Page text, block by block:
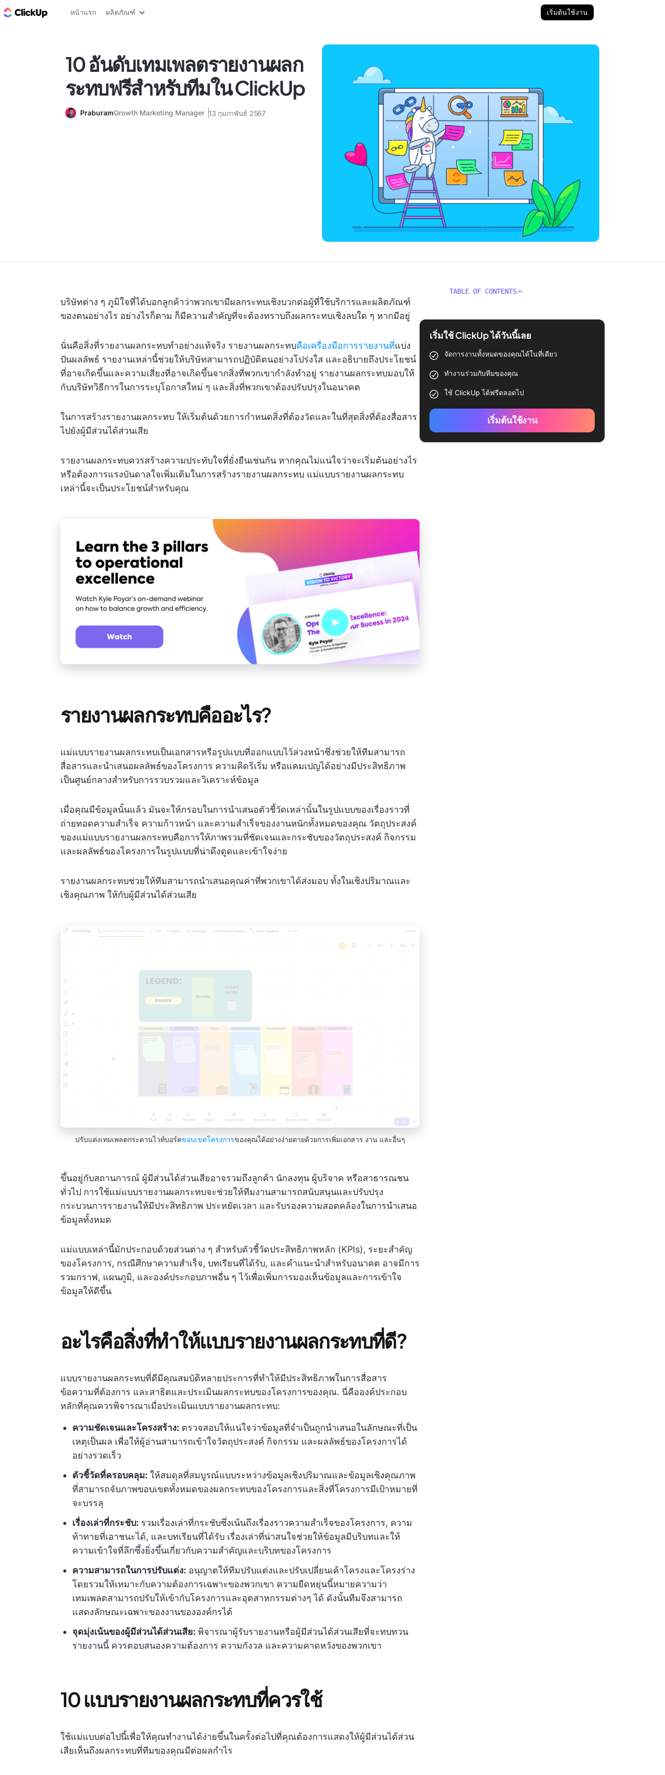
บล็อก ClickUp
หน้าแรก ผลิตภัณฑ์ เริ่มต้นใช้งาน
10 อันดับเทมเพลตรายงานผลก
ระทบฟรีสำหรับทีมใน ClickUp
PraburamGrowth Marketing Manager 13 กุมภาพันธ์ 2567
บริษัทต่าง ๆ ภูมิใจที่ได้บอกลูกค้าว่าพวกเขามีผลกระทบเชิงบวกต่อผู้ที่ใช้บริการและผลิตภัณฑ์
ของตนอย่างไร อย่างไรก็ตาม ก็มีความสำคัญที่จะต้องทราบถึงผลกระทบเชิงลบใด ๆ หากมีอยู่
นั่นคือสิ่งที่รายงานผลกระทบทำอย่างแท้จริง รายงานผลกระทบคือเครื่องมือการรายงานที่แบ่ง
ปันผลลัพธ์ รายงานเหล่านี้ช่วยให้บริษัทสามารถปฏิบัติตนอย่างโปร่งใส และอธิบายถึงประโยชน์
ที่อาจเกิดขึ้นและความเสี่ยงที่อาจเกิดขึ้นจากสิ่งที่พวกเขากำลังทำอยู่ รายงานผลกระทบมอบให้
กับบริษัทวิธีการในการระบุโอกาสใหม่ ๆ และสิ่งที่พวกเขาต้องปรับปรุงในอนาคต
ในการสร้างรายงานผลกระทบ ให้เริ่มต้นด้วยการกำหนดสิ่งที่ต้องวัดและในที่สุดสิ่งที่ต้องสื่อสาร
ไปยังผู้มีส่วนได้ส่วนเสีย
รายงานผลกระทบควรสร้างความประทับใจที่ยั่งยืนเช่นกัน หากคุณไม่แน่ใจว่าจะเริ่มต้นอย่างไร
หรือต้องการแรงบันดาลใจเพิ่มเติมในการสร้างรายงานผลกระทบ แม่แบบรายงานผลกระทบ
เหล่านี้จะเป็นประโยชน์สำหรับคุณ
รายงานผลกระทบคืออะไร?
แม่แบบรายงานผลกระทบเป็นเอกสารหรือรูปแบบที่ออกแบบไว้ล่วงหน้าซึ่งช่วยให้ทีมสามารถ
สื่อสารและนำเสนอผลลัพธ์ของโครงการ ความคิดริเริ่ม หรือแคมเปญได้อย่างมีประสิทธิภาพ
เป็นศูนย์กลางสำหรับการรวบรวมและวิเคราะห์ข้อมูล
เมื่อคุณมีข้อมูลนั้นแล้ว มันจะให้กรอบในการนำเสนอตัวชี้วัดเหล่านั้นในรูปแบบของเรื่องราวที่
ถ่ายทอดความสำเร็จ ความก้าวหน้า และความสำเร็จของงานหนักทั้งหมดของคุณ วัตถุประสงค์
ของแม่แบบรายงานผลกระทบคือการให้ภาพรวมที่ชัดเจนและกระชับของวัตถุประสงค์ กิจกรรม
และผลลัพธ์ของโครงการในรูปแบบที่น่าดึงดูดและเข้าใจง่าย
รายงานผลกระทบช่วยให้ทีมสามารถนำเสนอคุณค่าที่พวกเขาได้ส่งมอบ ทั้งในเชิงปริมาณและ
เชิงคุณภาพ ให้กับผู้มีส่วนได้ส่วนเสีย
ปรับแต่งเทมเพลตกระดานไวท์บอร์ดขอบเขตโครงการของคุณได้อย่างง่ายดายด้วยการเพิ่มเอกสาร งาน และอื่นๆ
ขึ้นอยู่กับสถานการณ์ ผู้มีส่วนได้ส่วนเสียอาจรวมถึงลูกค้า นักลงทุน ผู้บริจาค หรือสาธารณชน
ทั่วไป การใช้แม่แบบรายงานผลกระทบจะช่วยให้ทีมงานสามารถสนับสนุนและปรับปรุง
กระบวนการรายงานให้มีประสิทธิภาพ ประหยัดเวลา และรับรองความสอดคล้องในการนำเสนอ
ข้อมูลทั้งหมด
แม่แบบเหล่านี้มักประกอบด้วยส่วนต่าง ๆ สำหรับตัวชี้วัดประสิทธิภาพหลัก (KPIs), ระยะสำคัญ
ของโครงการ, กรณีศึกษาความสำเร็จ, บทเรียนที่ได้รับ, และคำแนะนำสำหรับอนาคต อาจมีการ
รวมกราฟ, แผนภูมิ, และองค์ประกอบภาพอื่น ๆ ไว้เพื่อเพิ่มการมองเห็นข้อมูลและการเข้าใจ
ข้อมูลให้ดีขึ้น
อะไรคือสิ่งที่ทำให้แบบรายงานผลกระทบที่ดี?
แบบรายงานผลกระทบที่ดีมีคุณสมบัติหลายประการที่ทำให้มีประสิทธิภาพในการสื่อสาร
ข้อความที่ต้องการ และสาธิตและประเมินผลกระทบของโครงการของคุณ. นี่คือองค์ประกอบ
หลักที่คุณควรพิจารณาเมื่อประเมินแบบรายงานผลกระทบ:
ความชัดเจนและโครงสร้าง: ตรวจสอบให้แน่ใจว่าข้อมูลที่จำเป็นถูกนำเสนอในลักษณะที่เป็น
เหตุเป็นผล เพื่อให้ผู้อ่านสามารถเข้าใจวัตถุประสงค์ กิจกรรม และผลลัพธ์ของโครงการได้
อย่างรวดเร็ว
ตัวชี้วัดที่ครอบคลุม: ให้สมดุลที่สมบูรณ์แบบระหว่างข้อมูลเชิงปริมาณและข้อมูลเชิงคุณภาพ
ที่สามารถจับภาพขอบเขตทั้งหมดของผลกระทบของโครงการและสิ่งที่โครงการมีเป้าหมายที่
จะบรรลุ
เรื่องเล่าที่กระชับ: รวมเรื่องเล่าที่กระชับซึ่งเน้นถึงเรื่องราวความสำเร็จของโครงการ, ความ
ท้าทายที่เอาชนะได้, และบทเรียนที่ได้รับ เรื่องเล่าที่น่าสนใจช่วยให้ข้อมูลมีบริบทและให้
ความเข้าใจที่ลึกซึ้งยิ่งขึ้นเกี่ยวกับความสำคัญและบริบทของโครงการ
ความสามารถในการปรับแต่ง: อนุญาตให้ทีมปรับแต่งและปรับเปลี่ยนเค้าโครงและโครงร่าง
โดยรวมให้เหมาะกับความต้องการเฉพาะของพวกเขา ความยืดหยุ่นนี้หมายความว่า
เทมเพลตสามารถปรับให้เข้ากับโครงการและอุตสาหกรรมต่างๆ ได้ ดังนั้นทีมจึงสามารถ
แสดงลักษณะเฉพาะของงานขององค์กรได้
จุดมุ่งเน้นของผู้มีส่วนได้ส่วนเสีย: พิจารณาผู้รับรายงานหรือผู้มีส่วนได้ส่วนเสียที่จะทบทวน
รายงานนี้ ควรตอบสนองความต้องการ ความกังวล และความคาดหวังของพวกเขา
10 แบบรายงานผลกระทบที่ควรใช้
ใช้แม่แบบต่อไปนี้เพื่อให้คุณทำงานได้ง่ายขึ้นในครั้งต่อไปที่คุณต้องการแสดงให้ผู้มีส่วนได้ส่วน
เสียเห็นถึงผลกระทบที่ทีมของคุณมีต่อผลกำไร
TABLE OF CONTENTS
เริ่มใช้ ClickUp ได้วันนี้เลย
จัดการงานทั้งหมดของคุณได้ในที่เดียว
ทำงานร่วมกับทีมของคุณ
ใช้ ClickUp ได้ฟรีตลอดไป
เริ่มต้นใช้งาน